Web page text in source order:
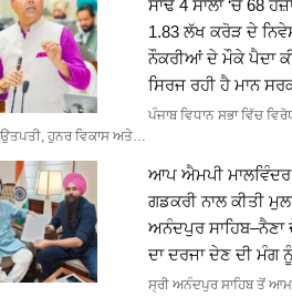
ਸਾਢੇ 4 ਸਾਲਾਂ ‘ਚ 68
1.83 ਲੱਖ ਕਰੋੜ ਦੇ
ਨੌਕਰੀਆਂ ਦੇ ਮੌਕੇ ਪੈਦਾ
ਸਿਰਜ ਰਹੀ ਹੈ ਮਾਨ
ਪੰਜਾਬ ਵਿਧਾਨ ਸਭਾ ਵਿੱਚ
ਉਤਪਤੀ, ਹੁਨਰ ਵਿਕਾਸ ਅਤੇ…
ਆਪ ਐਮਪੀ ਮਾਲਵਿੰਦਰ
ਗਡਕਰੀ ਨਾਲ ਕੀਤੀ
ਅਨੰਦਪੁਰ ਸਾਹਿਬ–ਨੈਣਾ
ਦਾ ਦਰਜਾ ਦੇਣ ਦੀ
ਸ੍ਰੀ ਅਨੰਦਪੁਰ ਸਾਹਿਬ ਤੋਂ